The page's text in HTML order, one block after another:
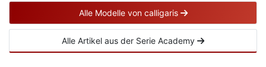
Alle Modelle von calligaris
Alle Artikel aus der Serie Academy